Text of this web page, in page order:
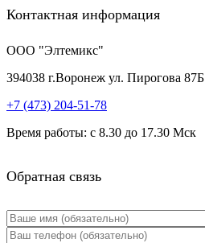
Контактная информация
ООО "Элтемикс"
394038 г.Воронеж ул. Пирогова 87Б
+7 (473) 204-51-78
Время работы: с 8.30 до 17.30 Мск
Обратная связь